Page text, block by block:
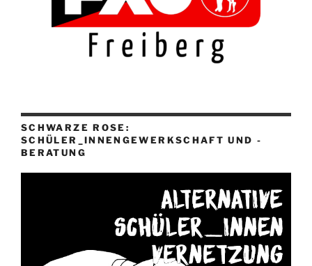
SCHWARZE ROSE:
SCHÜLER_INNENGEWERKSCHAFT UND -
BERATUNG